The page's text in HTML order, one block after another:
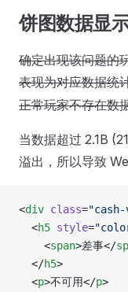
饼图数据显
确定出现该问题的
表现为对应数据统
正常玩家不存在数
当数据超过 2.1B
溢出，所以导致
<div class=
  <
h5 style=
    <
span>差事</
  </
h5>
  <
p>不可用</p>